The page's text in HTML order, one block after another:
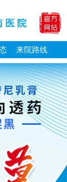
医院
来院路线